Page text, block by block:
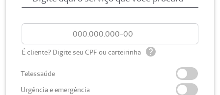
É cliente? Digite seu CPF ou carteirinha
Telessaúde
Urgência e emergência